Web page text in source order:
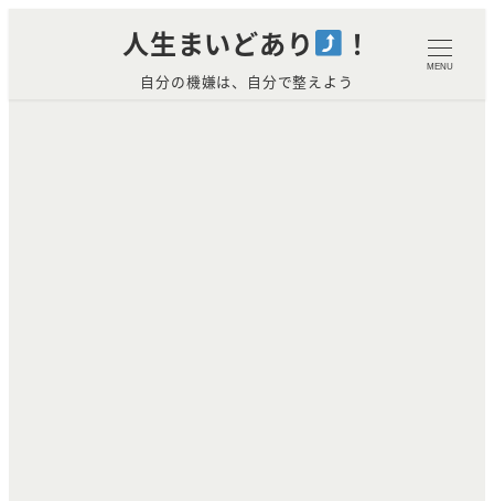
人生まいどあり ！
自分の機嫌は、自分で整えよう
MENU